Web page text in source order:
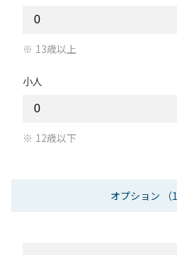
13歳以上
小人
12歳以下
オプション